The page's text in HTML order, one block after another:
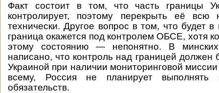
Факт состоит в том, что часть границы
контролирует, поэтому перекрыть её всю
технически. Другое вопрос в том, что будет в
граница окажется под контролем ОБСЕ, хотя
этому состоянию — непонятно. В минских
написано, что контроль над границей должен
Украиной при наличии мониторинговой
всему, Россия не планирует выполнять
обязательств.